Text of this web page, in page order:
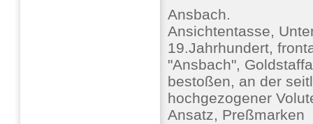
Ansbach.
Ansichtentasse,
19.Jahrhundert,
"Ansbach",
bestoßen, an der
hochgezogener
Ansatz, Preßmarken